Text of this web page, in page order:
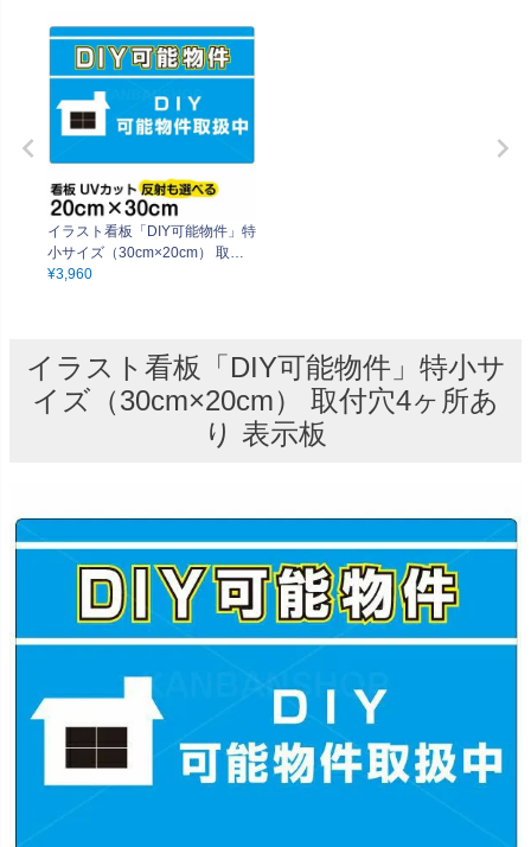
イラスト看板「DIY可能物件」特
小サイズ（30cm×20cm） 取付
穴4ヶ所あり 表示板
¥3,960
イラスト看板「DIY可能物件」特小サ
イズ（30cm×20cm） 取付穴4ヶ所あ
り 表示板